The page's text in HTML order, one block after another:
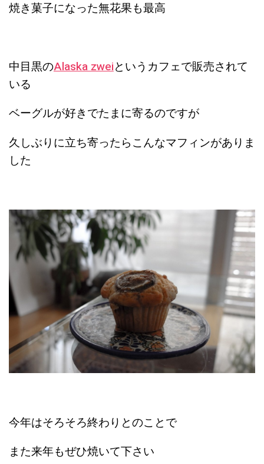
焼き菓子になった無花果も最高
中目黒のAlaska zweiというカフェで販売されて
いる
ベーグルが好きでたまに寄るのですが
久しぶりに立ち寄ったらこんなマフィンがありま
した
今年はそろそろ終わりとのことで
また来年もぜひ焼いて下さい